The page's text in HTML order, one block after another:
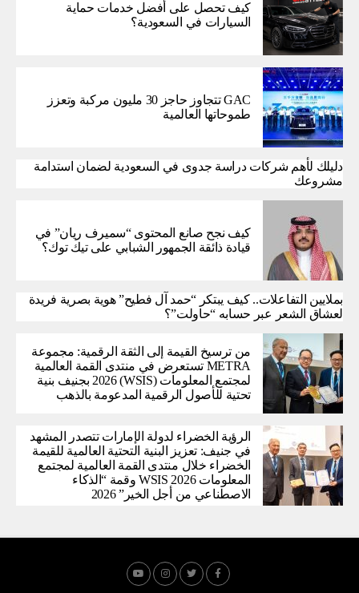
كيف تحصل على أفضل خدمات حماية
السيارات في السعودية؟
GAC تتجاوز حاجز 30 مليون مركبة وتعزز
طموحاتها العالمية
دليلك لأهم شركات دراسة جدوى في السعودية لضمان استدامة
مشروعك
كيف نجح صانع المحتوى “سميرف ريان” في
قيادة ذائقة الجمهور الشبابي على تيك توك؟
بملايين التفاعلات.. كيف يبتكر “حمد آل فطيح” هوية بصرية فريدة
لعشاق الشعر عبر حسابه “حاولت”؟
من ترسيخ القيمة إلى الثقة الرقمية: مجموعة
METRA تستعرض في منتدى القمة العالمية
لمجتمع المعلومات (WSIS) 2026 بجنيف بنية
تحتية للأصول الرقمية المدعومة بالذهب
الرؤية الخضراء لدولة الإمارات تتصدر المشهد
في جنيف: تعزيز البنية التحتية العالمية للقيمة
الخضراء خلال منتدى القمة العالمية لمجتمع
المعلومات WSIS 2026 وقمة “الذكاء
الاصطناعي من أجل الخير” 2026